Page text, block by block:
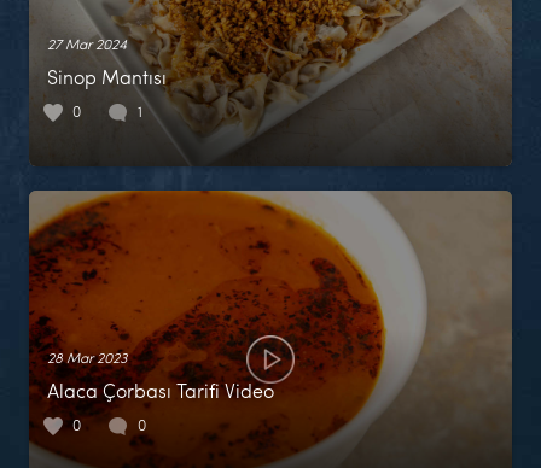
27 Mar 2024
Sinop Mantısı
0 1
28 Mar 2023
Alaca Çorbası Tarifi Video
0 0